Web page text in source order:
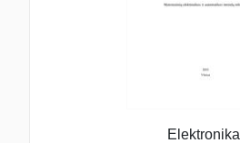
Elektronika